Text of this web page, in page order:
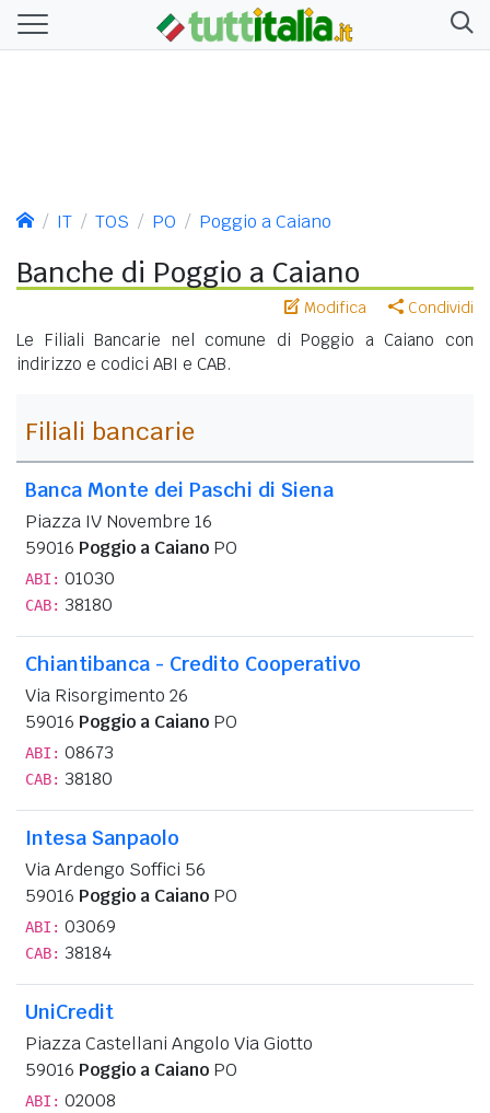
IT TOS PO Poggio a Caiano
Banche di Poggio a Caiano
Modifica Condividi
Le Filiali Bancarie nel comune di Poggio a Caiano con
indirizzo e codici ABI e CAB.
Filiali bancarie
Banca Monte dei Paschi di Siena
Piazza IV Novembre 16
59016 Poggio a Caiano PO
ABI: 01030
CAB: 38180
Chiantibanca - Credito Cooperativo
Via Risorgimento 26
59016 Poggio a Caiano PO
ABI: 08673
CAB: 38180
Intesa Sanpaolo
Via Ardengo Soffici 56
59016 Poggio a Caiano PO
ABI: 03069
CAB: 38184
UniCredit
Piazza Castellani Angolo Via Giotto
59016 Poggio a Caiano PO
ABI: 02008